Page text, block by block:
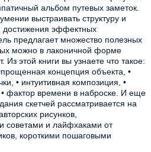
альбом путевых заметок.
выстраивать структуру и
эффектных
предлагает множество полезных
можно в лаконичной форме
Из этой книги вы узнаете что такое:
концепция объекта, •
• интуитивная композиция, •
фактор времени в наброске. И еще
скетчей рассматривается на
рисунков,
советами и лайфхаками от
короткими пошаговыми